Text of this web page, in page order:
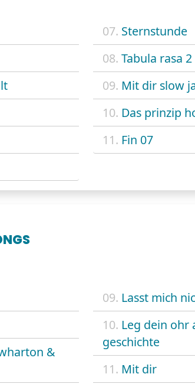
07. Sternstunde
08. Tabula rasa 2
09. Mit dir slow
10. Das prinzip
11. Fin 07
&
09. Lasst mich
10. Leg dein ohr
geschichte
11. Mit dir